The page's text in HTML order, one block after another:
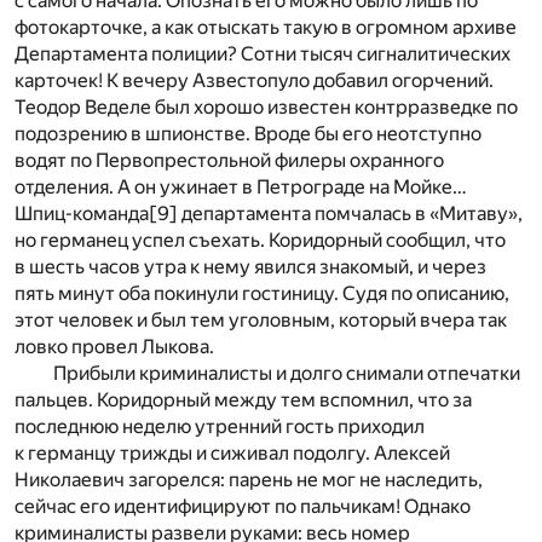
фотокарточке, а как отыскать такую в огромном архиве
Департамента полиции? Сотни тысяч сигналитических
карточек! К вечеру Азвестопуло добавил огорчений.
Теодор Веделе был хорошо известен контрразведке по
подозрению в шпионстве. Вроде бы его неотступно
водят по Первопрестольной филеры охранного
отделения. А он ужинает в Петрограде на Мойке…
Шпиц-команда[9] департамента помчалась в «Митаву»,
но германец успел съехать. Коридорный сообщил, что
в шесть часов утра к нему явился знакомый, и через
пять минут оба покинули гостиницу. Судя по описанию,
этот человек и был тем уголовным, который вчера так
ловко провел Лыкова.
Прибыли криминалисты и долго снимали отпечатки
пальцев. Коридорный между тем вспомнил, что за
последнюю неделю утренний гость приходил
к германцу трижды и сиживал подолгу. Алексей
Николаевич загорелся: парень не мог не наследить,
сейчас его идентифицируют по пальчикам! Однако
криминалисты развели руками: весь номер